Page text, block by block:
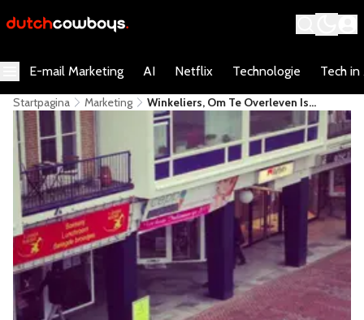
E-mail Marketing AI Netflix Technologie Tech in
Startpagina Marketing
Winkeliers, Om Te Overleven Is
Verandering Noodzakelijk